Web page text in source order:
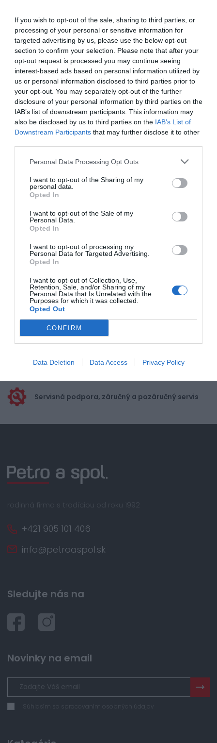
If you wish to opt-out of the sale, sharing to third parties, or
processing of your personal or sensitive information for
targeted advertising by us, please use the below opt-out
section to confirm your selection. Please note that after your
opt-out request is processed you may continue seeing
interest-based ads based on personal information utilized by
us or personal information disclosed to third parties prior to
your opt-out. You may separately opt-out of the further
disclosure of your personal information by third parties on the
IAB’s list of downstream participants. This information may
also be disclosed by us to third parties on the IAB’s List of
Downstream Participants that may further disclose it to other
Personal Data Processing Opt Outs
I want to opt-out of the Sharing of my
personal data.
Opted In
I want to opt-out of the Sale of my
Personal Data.
Opted In
I want to opt-out of processing my
Personal Data for Targeted Advertising.
Opted In
I want to opt-out of Collection, Use,
Retention, Sale, and/or Sharing of my
Personal Data that Is Unrelated with the
Purposes for which it was collected.
Opted Out
CONFIRM
Data Deletion Data Access Privacy Policy
0.0
0% zákazníkov odporúča produkt
prihlásiť
Doprava zadarmo pri
nákupe nad 100,00 €
Bezpečná platba
kartou, platobná brána
Nakupujete od distribútora
Servisná podpora, záručný a pozáručný servis
rodinná firma s tradíciou od roku 1992
+421 905 101 406
info@petroaspol.sk
Sledujte nás na
Novinky na email
Súhlasím so spracovaním osobných údajov